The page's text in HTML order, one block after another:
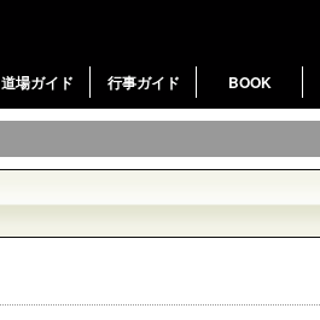
道場ガイド 行事ガイド BOOK